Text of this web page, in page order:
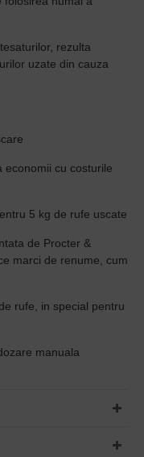
rezulta
uzate din cauza
economii cu costurile
5 kg de rufe uscate
de Procter &
marci de renume, cum
rufe, in special pentru
manuala